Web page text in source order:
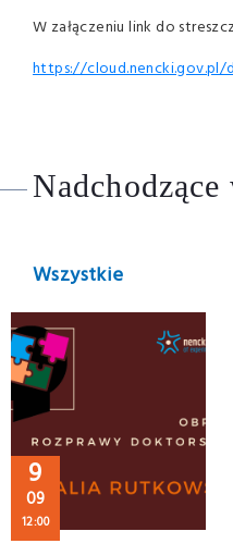
W załączeniu link do
https://cloud.nencki.gov.pl/
Wszystkie
9
09
12:00